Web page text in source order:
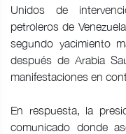
Unidos de
petroleros de
segundo yacimiento
después de Arabia
manifestaciones en
En respuesta, la
comunicado donde